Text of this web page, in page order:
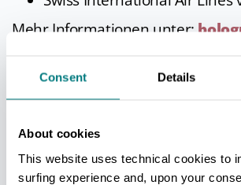
Consent Details
About cookies
This website uses technical cookies to
surfing experience and, upon your
Mehr Informationen unter:
Der Flughafen von Bologna, der
Kilometer südlich des
aus allen Richtungen (A14, A13,
In die Innenstadt fahren zudem